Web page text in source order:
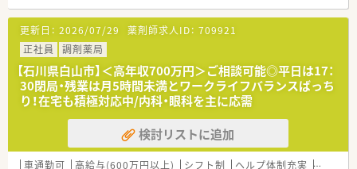
【募集背景と求める人物像について】
■今回は組織体制の強化を見据えた欠員補充のため、地域医療に
貢献する意欲のある方を募集します。
■未経験の方や業務にブランクがある方でも、充実した研修制度
で丁寧にサポートするので安心です。
■患者様や医療スタッフと円滑な意思疎通を図り、前向きに業務
に取り組める方を求めております。
【こんな方にオススメ】
■安定した経営基盤を持つ企業で、腰を据えて長く薬剤師として
のキャリアを築きたい方におすすめです。
更新日： 2026/07/29 薬剤師求人ID： 709921
正社員
調剤薬局
【石川県白山市】＜高年収700万円＞ご相談可能◎平日は17：
30閉局・残業は月5時間未満とワークライフバランスばっち
り！在宅も積極対応中/内科・眼科を主に応需
検討リストに追加
車通勤可 高給与(600万円以上) シフト制 ヘルプ体制充実 高収入